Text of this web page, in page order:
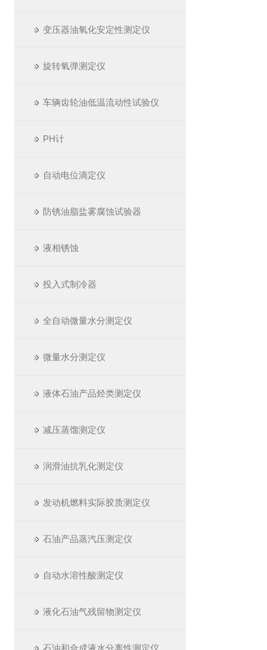
变压器油氧化安定性测定仪
旋转氧弹测定仪
车辆齿轮油低温流动性试验仪
PH计
自动电位滴定仪
防锈油脂盐雾腐蚀试验器
液相锈蚀
投入式制冷器
全自动微量水分测定仪
微量水分测定仪
液体石油产品烃类测定仪
减压蒸馏测定仪
润滑油抗乳化测定仪
发动机燃料实际胶质测定仪
石油产品蒸汽压测定仪
自动水溶性酸测定仪
液化石油气残留物测定仪
石油和合成液水分离性测定仪